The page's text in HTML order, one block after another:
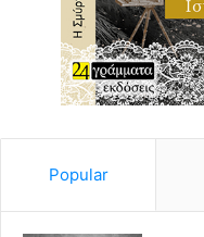
Δημοτικού
Αντιδήμαρχος της
Κάββαλος και η
Γκοτσοπούλου.
Δήμος Αμαρουσίου με
Περιφέρεια Αττικής,
Popular